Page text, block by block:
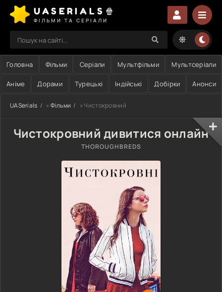
UASERIALS🍿
ФІЛЬМИ ТА СЕРІАЛИ
Головна Фільми Серіали Мультфільми Мультсеріали
Аніме Дорами Турецькі Індійські Добірки Анонси
UASerials » Фільми » Чистокровний
Чистокровний дивитися онлайн
THOROUGHBREDS